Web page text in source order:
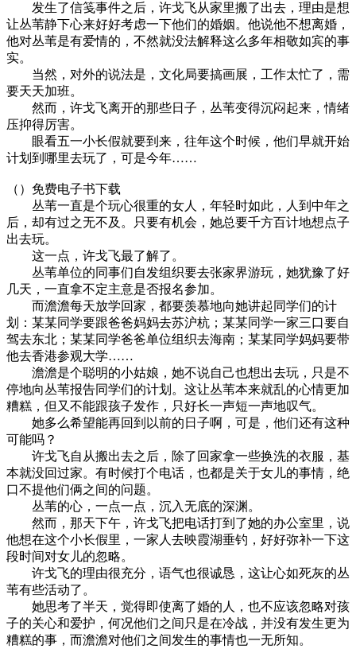
发生了信笺事件之后，许戈飞从家里搬了出去，理由是想
让丛苇静下心来好好考虑一下他们的婚姻。他说他不想离婚，
他对丛苇是有爱情的，不然就没法解释这么多年相敬如宾的事
实。
当然，对外的说法是，文化局要搞画展，工作太忙了，需
要天天加班。
然而，许戈飞离开的那些日子，丛苇变得沉闷起来，情绪
压抑得厉害。
眼看五一小长假就要到来，往年这个时候，他们早就开始
计划到哪里去玩了，可是今年……
（）免费电子书下载
丛苇一直是个玩心很重的女人，年轻时如此，人到中年之
后，却有过之无不及。只要有机会，她总要千方百计地想点子
出去玩。
这一点，许戈飞最了解了。
丛苇单位的同事们自发组织要去张家界游玩，她犹豫了好
几天，一直拿不定主意是否报名参加。
而澹澹每天放学回家，都要羡慕地向她讲起同学们的计
划：某某同学要跟爸爸妈妈去苏沪杭；某某同学一家三口要自
驾去东北；某某同学爸爸单位组织去海南；某某同学妈妈要带
他去香港参观大学……
澹澹是个聪明的小姑娘，她不说自己也想出去玩，只是不
停地向丛苇报告同学们的计划。这让丛苇本来就乱的心情更加
糟糕，但又不能跟孩子发作，只好长一声短一声地叹气。
她多么希望能再回到以前的日子啊，可是，他们还有这种
可能吗？
许戈飞自从搬出去之后，除了回家拿一些换洗的衣服，基
本就没回过家。有时候打个电话，也都是关于女儿的事情，绝
口不提他们俩之间的问题。
丛苇的心，一点一点，沉入无底的深渊。
然而，那天下午，许戈飞把电话打到了她的办公室里，说
他想在这个小长假里，一家人去映霞湖垂钓，好好弥补一下这
段时间对女儿的忽略。
许戈飞的理由很充分，语气也很诚恳，这让心如死灰的丛
苇有些活动了。
她思考了半天，觉得即使离了婚的人，也不应该忽略对孩
子的关心和爱护，何况他们之间只是在冷战，并没有发生更为
糟糕的事，而澹澹对他们之间发生的事情也一无所知。